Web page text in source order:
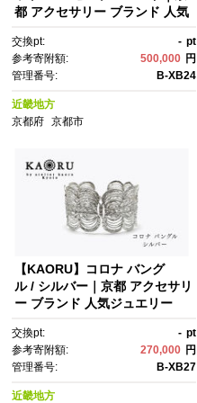
都 アクセサリー ブランド 人気
チーフ 手編み デイリーユー
ス 肌馴染みの良いカラー 上
品 おすすめ ギフト プレゼン
ト お取り寄せ 送料無料 ］
交換pt: - pt
参考寄附額:
500,000 円
管理番号:
B-XB24
近畿地方
京都府
京都市
【KAORU】コロナ バング
ル / シルバー｜京都 アクセサリ
ー ブランド 人気ジュエリー
フ 大振りインパクトあり 軽い
着け心地 上品 おすすめ ギフ
ト プレゼント お取り寄せ 送料
無料 ］
交換pt: - pt
参考寄附額:
270,000 円
管理番号:
B-XB27
近畿地方